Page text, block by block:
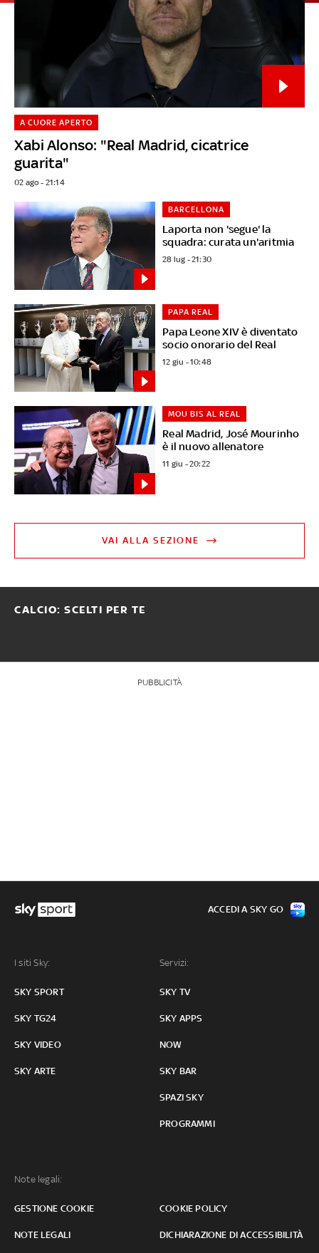
Xabi Alonso: "Real Madrid, cicatrice
guarita"
A CUORE APERTO
02 ago - 21:14
Laporta non 'segue' la
squadra: curata un'aritmia
BARCELLONA
28 lug - 21:30
Papa Leone XIV è diventato
socio onorario del Real
PAPA REAL
12 giu - 10:48
Real Madrid, José Mourinho
è il nuovo allenatore
MOU BIS AL REAL
11 giu - 20:22
VAI ALLA SEZIONE
CALCIO: SCELTI PER TE
PUBBLICITÀ
I siti Sky:
SKY SPORT
SKY TG24
SKY VIDEO
SKY ARTE
Servizi:
SKY TV
SKY APPS
NOW
SKY BAR
SPAZI SKY
PROGRAMMI
Note legali:
GESTIONE COOKIE COOKIE POLICY
NOTE LEGALI DICHIARAZIONE DI ACCESSIBILITÀ
ACCEDI A SKY GO